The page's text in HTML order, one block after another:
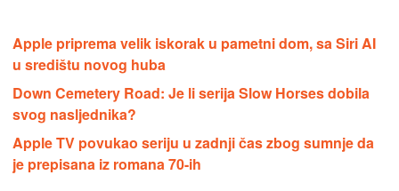
Apple priprema velik iskorak u pametni dom, sa Siri AI
u središtu novog huba
Down Cemetery Road: Je li serija Slow Horses dobila
svog nasljednika?
Apple TV povukao seriju u zadnji čas zbog sumnje da
je prepisana iz romana 70-ih